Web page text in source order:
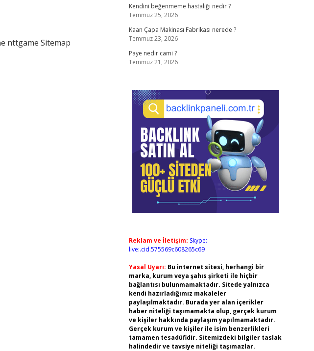
nttgame Sitemap
Kendini beğenmeme hastalığı nedir ?
Temmuz 25, 2026
Kaan Çapa Makinası Fabrikası nerede ?
Temmuz 23, 2026
Paye nedir cami ?
Temmuz 21, 2026
Reklam ve İletişim: Skype:
live:.cid.575569c608265c69
Yasal Uyarı: Bu internet sitesi, herhangi bir
marka, kurum veya şahıs şirketi ile hiçbir
bağlantısı bulunmamaktadır. Sitede yalnızca
kendi hazırladığımız makaleler
paylaşılmaktadır. Burada yer alan içerikler
haber niteliği taşımamakta olup, gerçek kurum
ve kişiler hakkında paylaşım yapılmamaktadır.
Gerçek kurum ve kişiler ile isim benzerlikleri
tamamen tesadüfidir. Sitemizdeki bilgiler taslak
halindedir ve tavsiye niteliği taşımazlar.